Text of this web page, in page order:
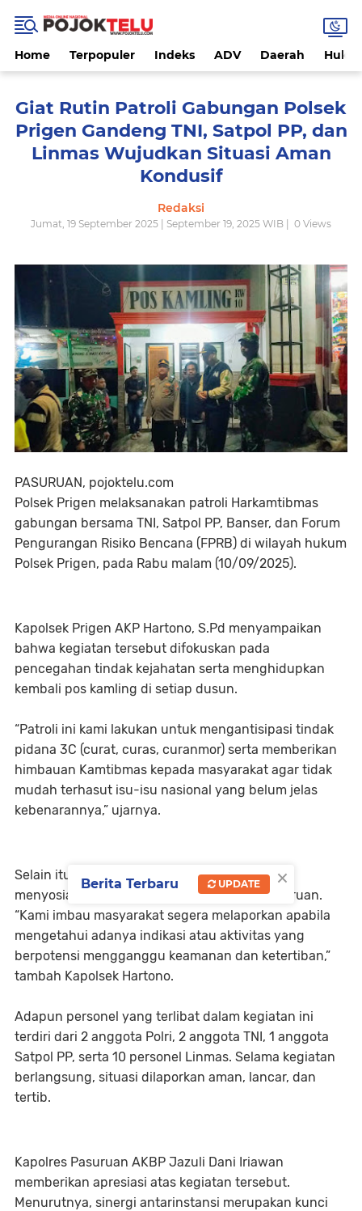
Home Terpopuler Indeks ADV Daerah
Giat Rutin Patroli Gabungan Polsek
Prigen Gandeng TNI, Satpol PP, dan
Linmas Wujudkan Situasi Aman
Kondusif
Redaksi
Jumat, 19 September 2025 | September 19, 2025 WIB | 0 Views
PASURUAN, pojoktelu.com
Polsek Prigen melaksanakan patroli Harkamtibmas
gabungan bersama TNI, Satpol PP, Banser, dan Forum
Pengurangan Risiko Bencana (FPRB) di wilayah hukum
Polsek Prigen, pada Rabu malam (10/09/2025).
Kapolsek Prigen AKP Hartono, S.Pd menyampaikan
bahwa kegiatan tersebut difokuskan pada
pencegahan tindak kejahatan serta menghidupkan
kembali pos kamling di setiap dusun.
“Patroli ini kami lakukan untuk mengantisipasi tindak
pidana 3C (curat, curas, curanmor) serta memberikan
himbauan Kamtibmas kepada masyarakat agar tidak
mudah terhasut isu-isu nasional yang belum jelas
kebenarannya,” ujarnya.
Selain itu, patroli juga digunakan untuk
menyosialisasikan Call Center 110 Polres Pasuruan.
“Kami imbau masyarakat segera melaporkan apabila
mengetahui adanya indikasi atau aktivitas yang
berpotensi mengganggu keamanan dan ketertiban,”
tambah Kapolsek Hartono.
Adapun personel yang terlibat dalam kegiatan ini
terdiri dari 2 anggota Polri, 2 anggota TNI, 1 anggota
Satpol PP, serta 10 personel Linmas. Selama kegiatan
berlangsung, situasi dilaporkan aman, lancar, dan
tertib.
Kapolres Pasuruan AKBP Jazuli Dani Iriawan
memberikan apresiasi atas kegiatan tersebut.
Menurutnya, sinergi antarinstansi merupakan kunci
×
Berita Terbaru UPDATE